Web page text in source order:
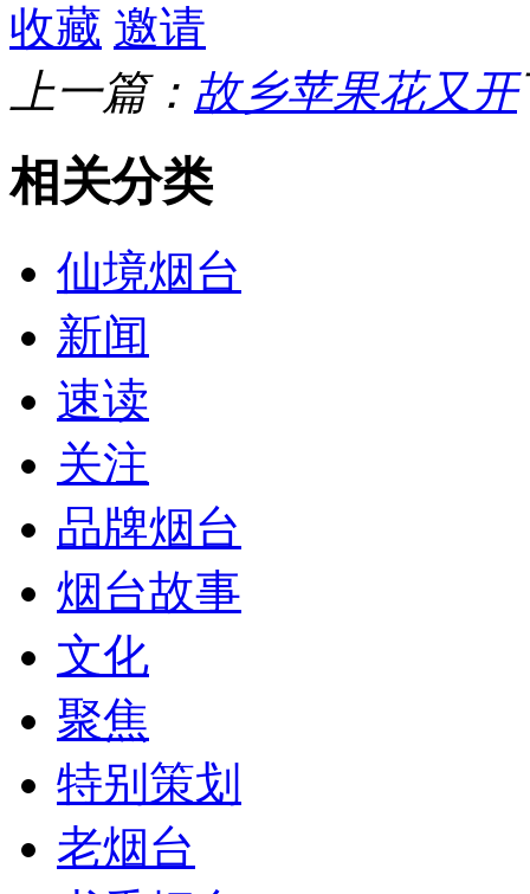
收藏 邀请
上一篇： 故乡苹果花又开
相关分类
仙境烟台
新闻
速读
关注
品牌烟台
烟台故事
文化
聚焦
特别策划
老烟台